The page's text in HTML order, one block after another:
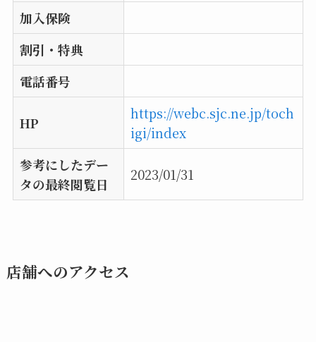
加入保険
割引・特典
電話番号
HP
https://webc.sjc.ne.jp/toch
igi/index
参考にしたデー
タの最終閲覧日
2023/01/31
店舗へのアクセス